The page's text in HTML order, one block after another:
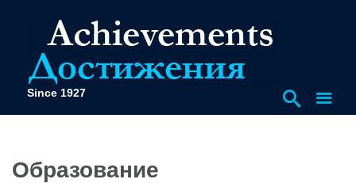
Since 1927
Образование